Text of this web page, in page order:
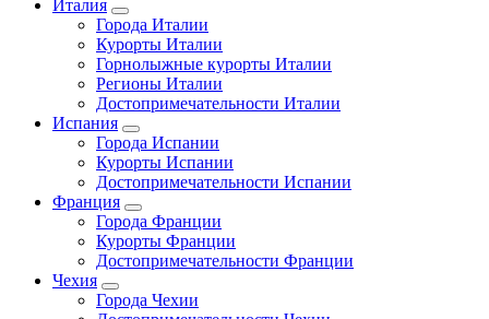
Италия
Города Италии
Курорты Италии
Горнолыжные курорты Италии
Регионы Италии
Достопримечательности Италии
Испания
Города Испании
Курорты Испании
Достопримечательности Испании
Франция
Города Франции
Курорты Франции
Достопримечательности Франции
Чехия
Города Чехии